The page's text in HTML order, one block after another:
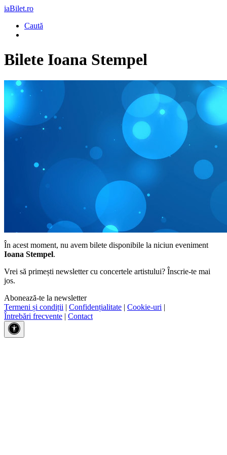
iaBilet.ro
Caută
Bilete Ioana Stempel
În acest moment, nu avem bilete disponibile la niciun eveniment
Ioana Stempel.
Vrei să primești newsletter cu concertele artistului? Înscrie-te mai
jos.
Abonează-te la newsletter
Termeni și condiții | Confidențialitate | Cookie-uri |
Întrebări frecvente | Contact